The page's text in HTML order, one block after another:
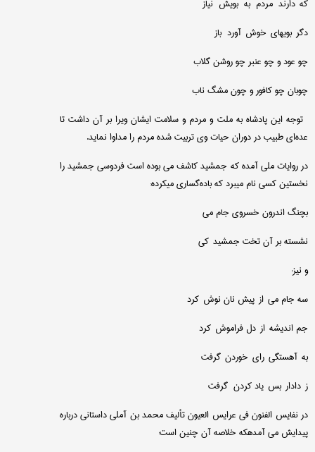
كه دارند مردم به بویش نیاز
دگر بویهای خوش آورد باز
چو عود و چو عنبر چو روشن گلاب
چوبان چو كافور و چون مشگ ناب
توجه این پادشاه به ملت و مردم و سلامت ایشان ویرا بر آن داشت تا
عده‌ای طبیب در دوران حیات وی تربیت شده مردم را مداوا نماید.
در روایات ملی آمده كه جمشید كاشف می بوده است فردوسی جمشید را
نخستین كسی نام میبرد كه باده‌گساری میكرده:
بچنگ اندرون خسروی جام می
نشسته بر آن تخت جمشید كی
و نیز:
سه جام می از پیش نان نوش كرد
جم اندیشه از دل فراموش كرد
به آهستگی رای خوردن گرفت
ز دادار بس یاد كردن گرفت
در نفایس الفنون فی عرایس العیون تألیف محمد بن آملی داستانی درباره
پیدایش می آمدهكه خلاصه آن چنین است: